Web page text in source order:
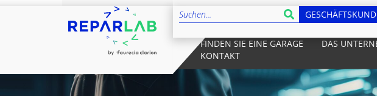
FINDEN SIE EINE GARAGE DAS
KONTAKT